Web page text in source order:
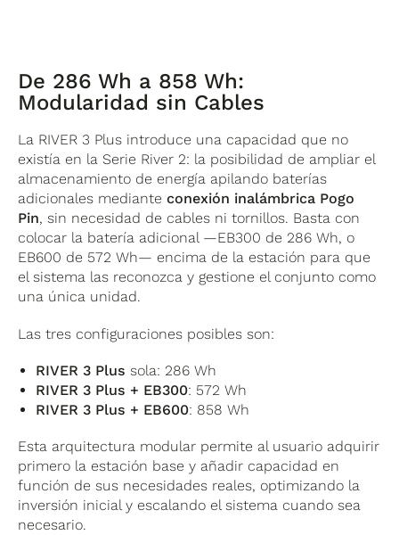
De 286 Wh a 858 Wh:
Modularidad sin Cables
La RIVER 3 Plus introduce una capacidad que no
existía en la Serie River 2: la posibilidad de ampliar el
almacenamiento de energía apilando baterías
adicionales medianteconexión inalámbrica Pogo
Pin, sin necesidad de cables ni tornillos. Basta con
colocar la batería adicional —EB300 de 286 Wh, o
EB600 de 572 Wh— encima de la estación para que
el sistema las reconozca y gestione el conjunto como
una única unidad.
Las tres configuraciones posibles son:
RIVER 3 Plus sola: 286 Wh
RIVER 3 Plus + EB300: 572 Wh
RIVER 3 Plus + EB600: 858 Wh
Esta arquitectura modular permite al usuario adquirir
primero la estación base y añadir capacidad en
función de sus necesidades reales, optimizando la
inversión inicial y escalando el sistema cuando sea
necesario.